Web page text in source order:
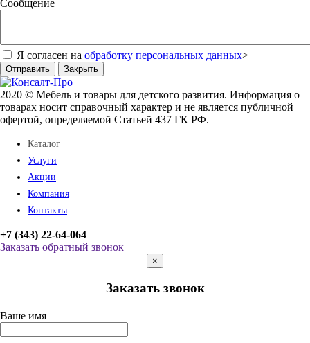
Сообщение
Я согласен на обработку персональных данных>
Отправить Закрыть
2020 © Мебель и товары для детского развития. Информация о
товарах носит справочный характер и не является публичной
офертой, определяемой Статьей 437 ГК РФ.
Каталог
Услуги
Акции
Компания
Контакты
+7 (343) 22-64-064
Заказать обратный звонок
×
Заказать звонок
Ваше имя